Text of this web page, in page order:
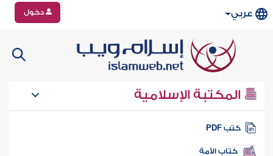
عربي دخول
المكتبة الإسلامية
كتب PDF